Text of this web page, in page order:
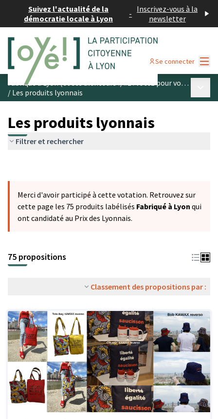
Suivez l'actualité de la
démocratie locale à Lyon
- Inscrivez-vous à la
newsletter
Se connecter
Fabriqué à Lyon (et ses alentours !) #1 : votez pour vos produits préférés
/ Les produits lyonnais
Les produits lyonnais
Filtrer et rechercher
Merci d'avoir participé à cette votation. Retrouvez sur
cette page les 75 produits labélisés Fabriqué à Lyon qui
ont candidaté au Prix des Lyonnais.
75 propositions
Classement des propositions par :